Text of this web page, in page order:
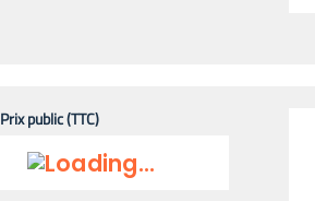
Prix public (TTC)